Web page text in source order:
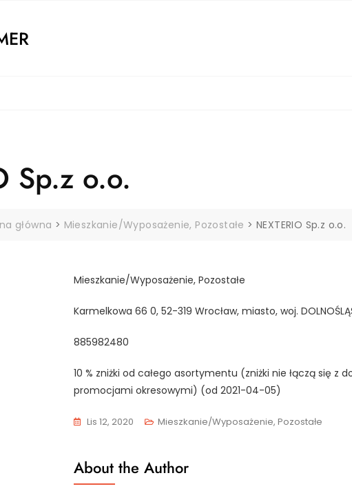
Sp.z o.o.
główna > Mieszkanie/Wyposażenie, Pozostałe >NEXTERIO Sp.z o.o.
Mieszkanie/Wyposażenie, Pozostałe
Karmelkowa 66 0, 52-319 Wrocław, miasto, woj.
885982480
10 % zniżki od całego asortymentu (zniżki nie łączą się z
promocjami okresowymi) (od 2021-04-05)
Lis 12, 2020 Mieszkanie/Wyposażenie, Pozostałe
About the Author